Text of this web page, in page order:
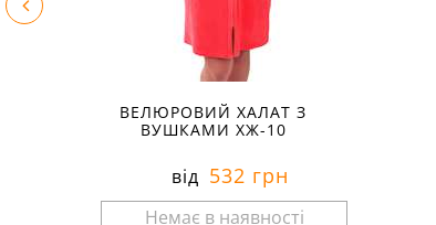
ВЕЛЮРОВИЙ ХАЛАТ З
ВУШКАМИ ХЖ-10
від 532 грн